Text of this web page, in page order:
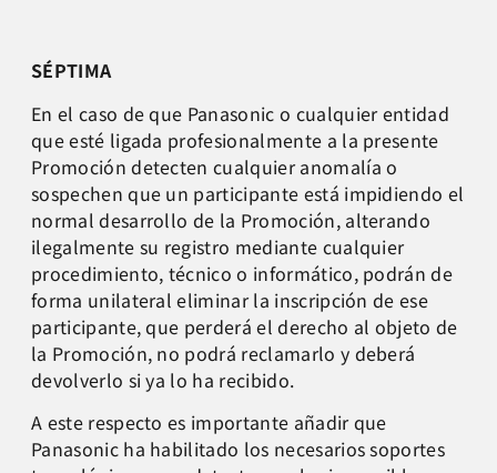
SÉPTIMA
En el caso de que Panasonic o cualquier entidad
que esté ligada profesionalmente a la presente
Promoción detecten cualquier anomalía o
sospechen que un participante está impidiendo el
normal desarrollo de la Promoción, alterando
ilegalmente su registro mediante cualquier
procedimiento, técnico o informático, podrán de
forma unilateral eliminar la inscripción de ese
participante, que perderá el derecho al objeto de
la Promoción, no podrá reclamarlo y deberá
devolverlo si ya lo ha recibido.
A este respecto es importante añadir que
Panasonic ha habilitado los necesarios soportes